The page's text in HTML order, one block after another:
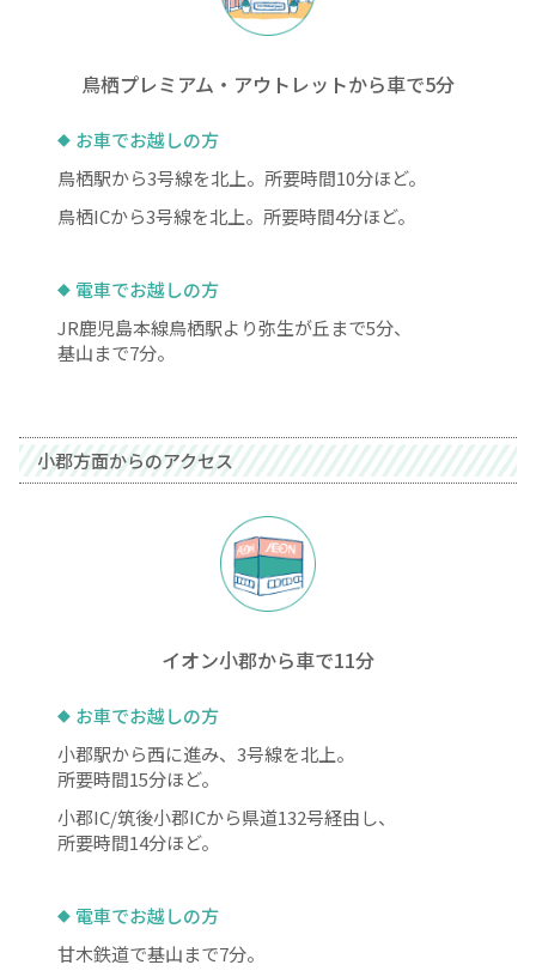
鳥栖プレミアム・アウトレットから車で5分
お車でお越しの方
鳥栖駅から3号線を北上。所要時間10分ほど。
鳥栖ICから3号線を北上。所要時間4分ほど。
電車でお越しの方
JR鹿児島本線鳥栖駅より弥生が丘まで5分、
基山まで7分。
小郡方面からのアクセス
イオン小郡から車で11分
お車でお越しの方
小郡駅から西に進み、3号線を北上。
所要時間15分ほど。
小郡IC/筑後小郡ICから県道132号経由し、
所要時間14分ほど。
電車でお越しの方
甘木鉄道で基山まで7分。